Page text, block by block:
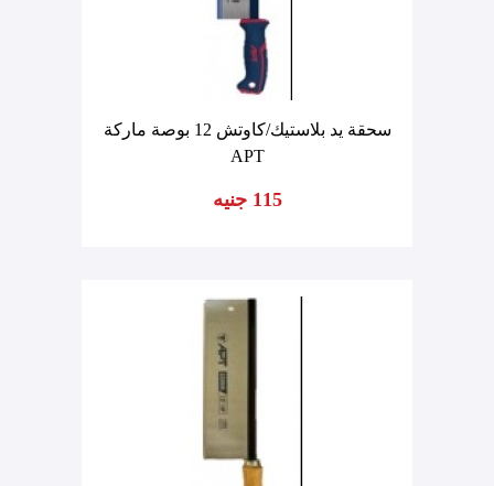
سحقة يد بلاستيك/كاوتش 12 بوصة ماركة
APT
115 جنيه